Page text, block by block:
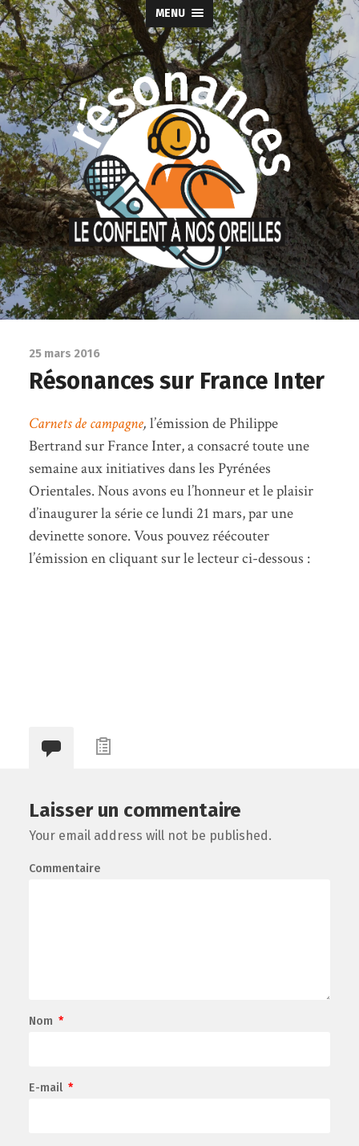
MENU
25 mars 2016
Résonances sur France Inter
Carnets de campagne, l’émission de Philippe
Bertrand sur France Inter, a consacré toute une
semaine aux initiatives dans les Pyrénées
Orientales. Nous avons eu l’honneur et le plaisir
d’inaugurer la série ce lundi 21 mars, par une
devinette sonore. Vous pouvez réécouter
l’émission en cliquant sur le lecteur ci-dessous :
Laisser un commentaire
Your email address will not be published.
Commentaire
Nom *
E-mail *